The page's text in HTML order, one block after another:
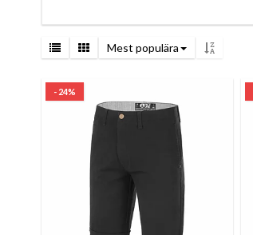
Mest populära
- 24%